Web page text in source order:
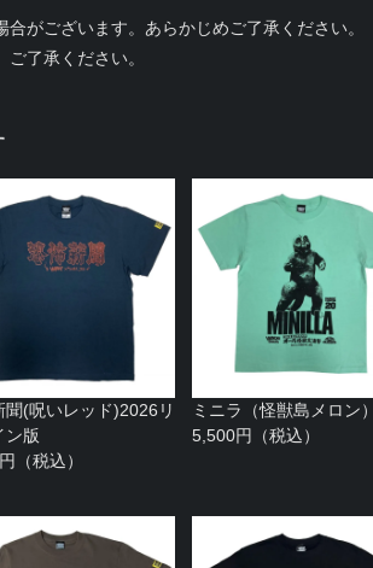
がございます。あらかじめご了承ください。
了承ください。
聞(呪いレッド)2026リ
ン版
（税込）
ミニラ（怪獣島メロン）
5,500円（税込）